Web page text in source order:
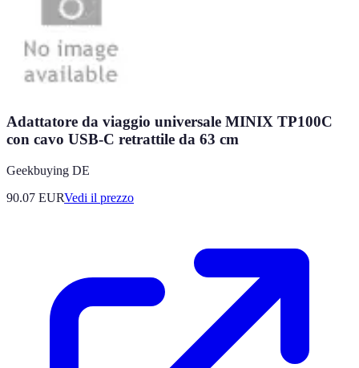
Adattatore da viaggio universale MINIX TP100C
con cavo USB-C retrattile da 63 cm
Geekbuying DE
90.07 EURVedi il prezzo